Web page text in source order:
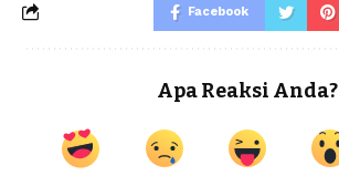
Facebook
Apa Reaksi Anda?